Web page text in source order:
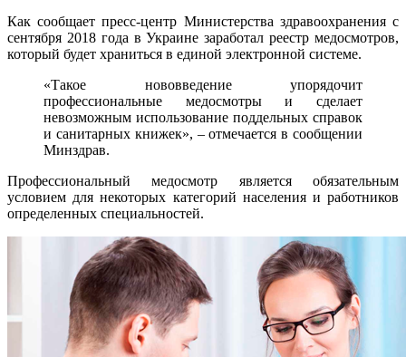
Как сообщает пресс-центр Министерства здравоохранения с
сентября 2018 года в Украине заработал реестр медосмотров,
который будет храниться в единой электронной системе.
«Такое нововведение упорядочит
профессиональные медосмотры и сделает
невозможным использование поддельных справок
и санитарных книжек», – отмечается в сообщении
Минздрав.
Профессиональный медосмотр является обязательным
условием для некоторых категорий населения и работников
определенных специальностей.